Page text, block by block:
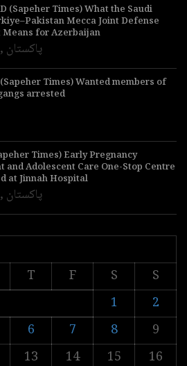
(Sapeher Times) What the Saudi
Mecca Joint Defense
Means for Azerbaijan
, پاکستان
Times) Wanted members of
arrested
Times) Early Pregnancy
and Adolescent Care One-Stop Centre
at Jinnah Hospital
, پاکستان
T F S
S
1
2
6 7 8
9
13 14 15 16